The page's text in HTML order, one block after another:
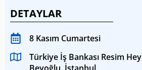
DETAYLAR
8 Kasım Cumartesi
Türkiye İş Bankası Resim